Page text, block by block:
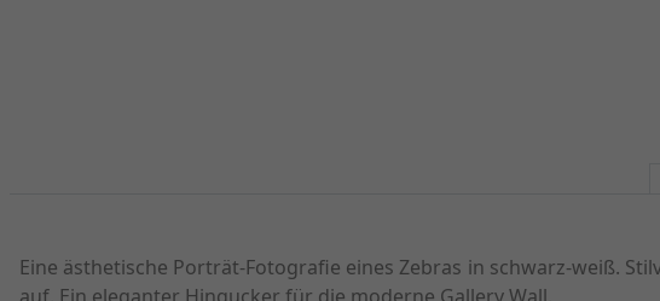
Eine ästhetische Porträt-Fotografie eines Zebras in schwarz-weiß.